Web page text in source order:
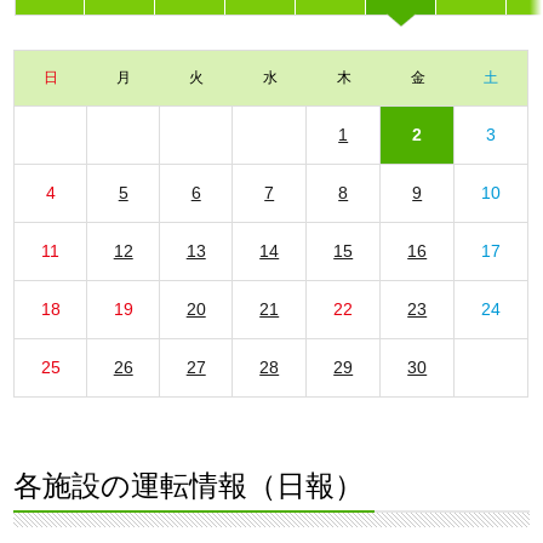
日 月 火 水 木 金 土
1 2 3
4 5 6 7 8 9 10
11 12 13 14 15 16 17
18 19 20 21 22 23 24
25 26 27 28 29 30
各施設の運転情報（日報）